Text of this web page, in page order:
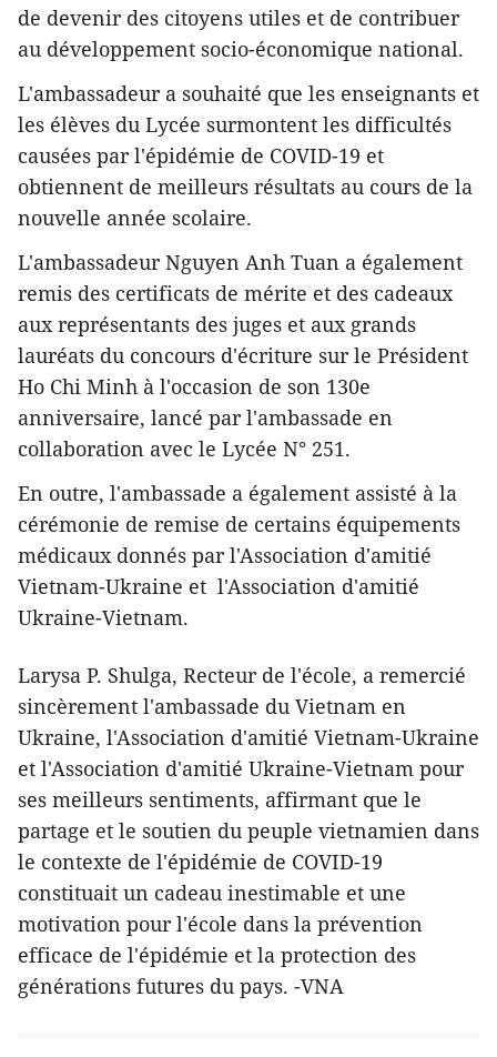
de devenir des citoyens utiles et de contribuer
au développement socio-économique national.
L'ambassadeur a souhaité que les enseignants et
les élèves du Lycée surmontent les difficultés
causées par l'épidémie de COVID-19 et
obtiennent de meilleurs résultats au cours de la
nouvelle année scolaire.
L'ambassadeur Nguyen Anh Tuan a également
remis des certificats de mérite et des cadeaux
aux représentants des juges et aux grands
lauréats du concours d'écriture sur le Président
Ho Chi Minh à l'occasion de son 130e
anniversaire, lancé par l'ambassade en
collaboration avec le Lycée N° 251.
En outre, l'ambassade a également assisté à la
cérémonie de remise de certains équipements
médicaux donnés par l'Association d'amitié
Vietnam-Ukraine et l'Association d'amitié
Ukraine-Vietnam.
Larysa P. Shulga, Recteur de l'école, a remercié
sincèrement l'ambassade du Vietnam en
Ukraine, l'Association d'amitié Vietnam-Ukraine
et l'Association d'amitié Ukraine-Vietnam pour
ses meilleurs sentiments, affirmant que le
partage et le soutien du peuple vietnamien dans
le contexte de l'épidémie de COVID-19
constituait un cadeau inestimable et une
motivation pour l'école dans la prévention
efficace de l'épidémie et la protection des
générations futures du pays. -VNA